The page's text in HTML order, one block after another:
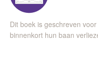
Dit boek is geschreven
binnenkort hun baan